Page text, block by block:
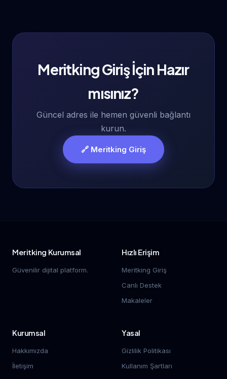
Meritking Giriş İçin Hazır
mısınız?
Güncel adres ile hemen güvenli bağlantı
kurun.
🔗 Meritking Giriş
Meritking Kurumsal
Güvenilir dijital platform.
Hızlı Erişim
Meritking Giriş
Canlı Destek
Makaleler
Kurumsal
Hakkımızda
İletişim
Yasal
Gizlilik Politikası
Kullanım Şartları